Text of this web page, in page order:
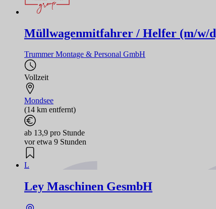
Müllwagenmitfahrer / Helfer (m/w/
Trummer Montage & Personal GmbH
Vollzeit
Mondsee
(14 km entfernt)
ab 13,9 pro Stunde
vor etwa 9 Stunden
L
Ley Maschinen GesmbH